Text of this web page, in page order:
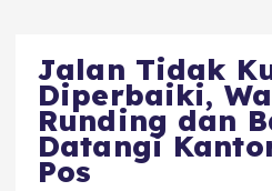
Jalan Tidak
Diperbaiki,
Runding dan
Datangi
Pos